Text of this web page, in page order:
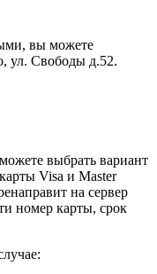
вы можете
ул. Свободы д.52.
выбрать вариант
Visa и Master
на сервер
номер карты, срок